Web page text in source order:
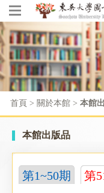
首頁 > 關於本館 > 本館
本館出版品
第1~50期 第